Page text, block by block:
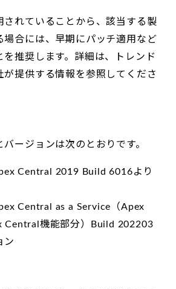
されていることから、該当する製
場合には、早期にパッチ適用など
を推奨します。詳細は、トレンド
が提供する情報を参照してくださ
ージョンは次のとおりです。
Central 2019 Build 6016より
Central as a Service（Apex
Central機能部分）Build 202203
ン